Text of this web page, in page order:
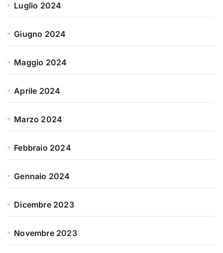
Luglio 2024
Giugno 2024
Maggio 2024
Aprile 2024
Marzo 2024
Febbraio 2024
Gennaio 2024
Dicembre 2023
Novembre 2023